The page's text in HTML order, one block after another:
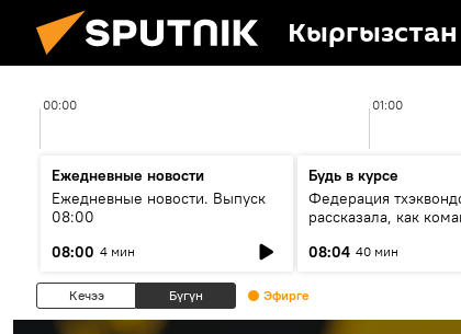
Кыргызстан
00:00 01:00
Ежедневные новости
Ежедневные новости. Выпуск
08:00
08:00 4 мин
Будь в курсе
Федерация
рассказала, как
08:04 40 мин
Кечээ Бүгүн Эфирге